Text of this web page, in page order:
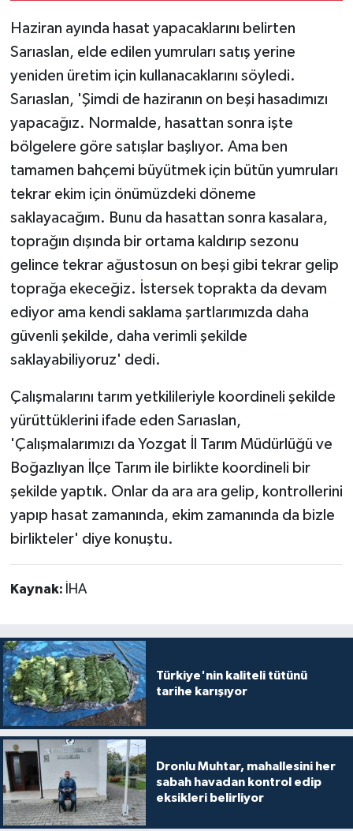
Haziran ayında hasat yapacaklarını belirten
Sarıaslan, elde edilen yumruları satış yerine
yeniden üretim için kullanacaklarını söyledi.
Sarıaslan, 'Şimdi de haziranın on beşi hasadımızı
yapacağız. Normalde, hasattan sonra işte
bölgelere göre satışlar başlıyor. Ama ben
tamamen bahçemi büyütmek için bütün yumruları
tekrar ekim için önümüzdeki döneme
saklayacağım. Bunu da hasattan sonra kasalara,
toprağın dışında bir ortama kaldırıp sezonu
gelince tekrar ağustosun on beşi gibi tekrar gelip
toprağa ekeceğiz. İstersek toprakta da devam
ediyor ama kendi saklama şartlarımızda daha
güvenli şekilde, daha verimli şekilde
saklayabiliyoruz' dedi.
Çalışmalarını tarım yetkilileriyle koordineli şekilde
yürüttüklerini ifade eden Sarıaslan,
'Çalışmalarımızı da Yozgat İl Tarım Müdürlüğü ve
Boğazlıyan İlçe Tarım ile birlikte koordineli bir
şekilde yaptık. Onlar da ara ara gelip, kontrollerini
yapıp hasat zamanında, ekim zamanında da bizle
birlikteler' diye konuştu.
Kaynak: İHA
Türkiye'nin kaliteli tütünü
tarihe karışıyor
Dronlu Muhtar, mahallesini her
sabah havadan kontrol edip
eksikleri belirliyor